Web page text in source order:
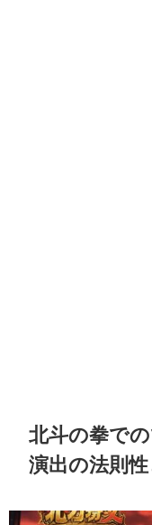
北斗の拳で
演出の法則